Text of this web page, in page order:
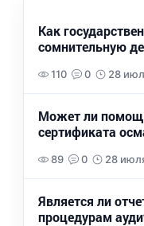
Как
сомнительную
110 0 28
Может ли
сертификата
89 0 28
Является ли
процедурам